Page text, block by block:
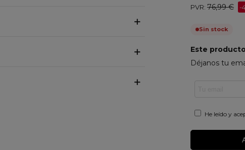
PVR: 76,99 € -
Sin stock
Este
Déjanos tu
He leído y